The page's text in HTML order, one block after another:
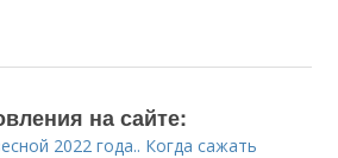
на сайте:
2022 года.. Когда сажать